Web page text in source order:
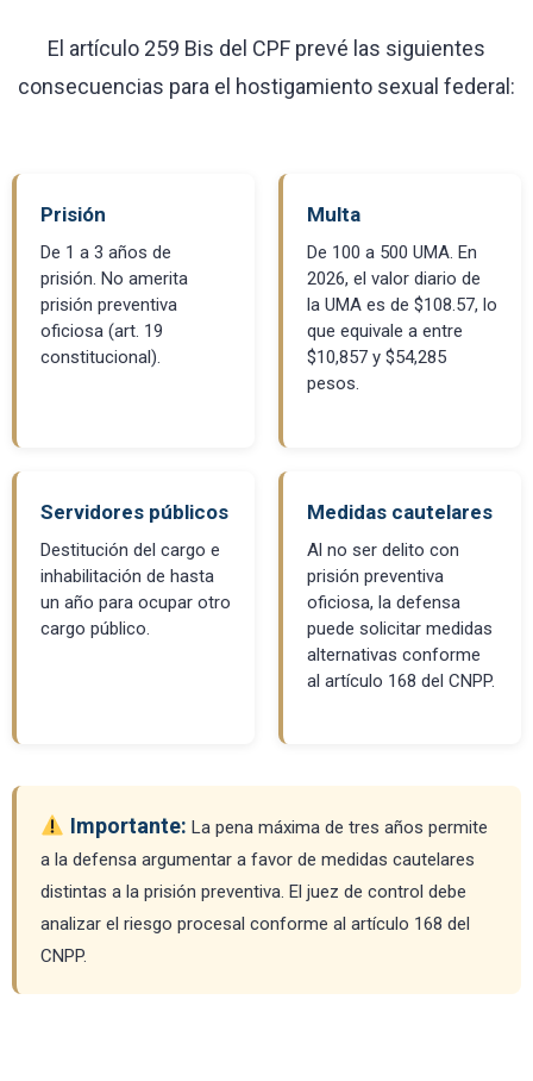
El artículo 259 Bis del CPF prevé las siguientes
consecuencias para el hostigamiento sexual federal:
Prisión
De 1 a 3 años de
prisión. No amerita
prisión preventiva
oficiosa (art. 19
constitucional).
Multa
De 100 a 500 UMA. En
2026, el valor diario de
la UMA es de $108.57, lo
que equivale a entre
$10,857 y $54,285
pesos.
Servidores públicos
Destitución del cargo e
inhabilitación de hasta
un año para ocupar otro
cargo público.
Medidas cautelares
Al no ser delito con
prisión preventiva
oficiosa, la defensa
puede solicitar medidas
alternativas conforme
al artículo 168 del CNPP.
Importante: La pena máxima de tres años permite
a la defensa argumentar a favor de medidas cautelares
distintas a la prisión preventiva. El juez de control debe
analizar el riesgo procesal conforme al artículo 168 del
CNPP.